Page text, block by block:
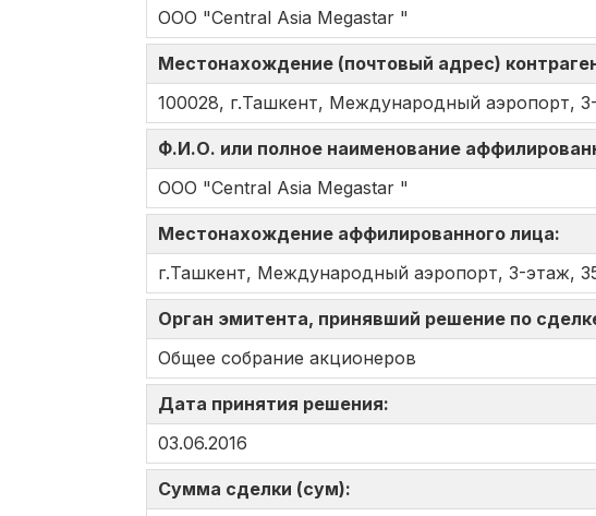
ООО "Central Asia Megastar "
Местонахождение (почтовый адрес)
100028, г.Ташкент, Международный аэропорт,
Ф.И.О. или полное наименование
ООО "Central Asia Megastar "
Местонахождение аффилированного лица:
г.Ташкент, Международный аэропорт, 3-этаж,
Орган эмитента, принявший решение по
Общее собрание акционеров
Дата принятия решения:
03.06.2016
Сумма сделки (сум):